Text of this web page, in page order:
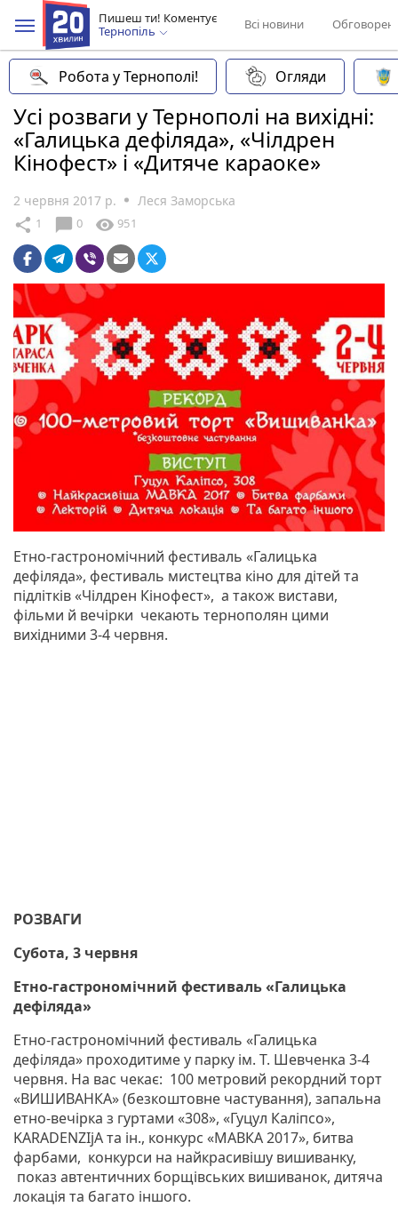
Пишеш ти! Коментує
Тернопіль
Всі новини
Робота у Тернополі! Огляди
Усі розваги у Тернополі на вихідні:
«Галицька дефіляда», «Чілдрен
Кінофест» і «Дитяче караоке»
2 червня 2017 р. Леся Заморська
share 1 chat_bubble 0 visibility 951
Етно-гастрономічний фестиваль «Галицька
дефіляда», фестиваль мистецтва кіно для дітей та
підлітків «Чілдрен Кінофест», а також вистави,
фільми й вечірки чекають тернополян цими
вихідними 3-4 червня.
РОЗВАГИ
Субота, 3 червня
Етно-гастрономічний фестиваль «Галицька
дефіляда»
Етно-гастрономічний фестиваль «Галицька
дефіляда» проходитиме у парку ім. Т. Шевченка 3-4
червня. На вас чекає: 100 метровий рекордний торт
«ВИШИВАНКА» (безкоштовне частування), запальна
етно-вечірка з гуртами «308», «Гуцул Каліпсо»,
KARADENZIjA та ін., конкурс «МАВКА 2017», битва
фарбами, конкурси на найкрасивішу вишиванку,
показ автентичних борщівських вишиванок, дитяча
локація та багато іншого.